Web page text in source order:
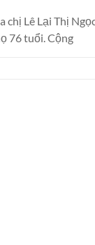
Lê Lại Thị
76 tuổi. Cộng